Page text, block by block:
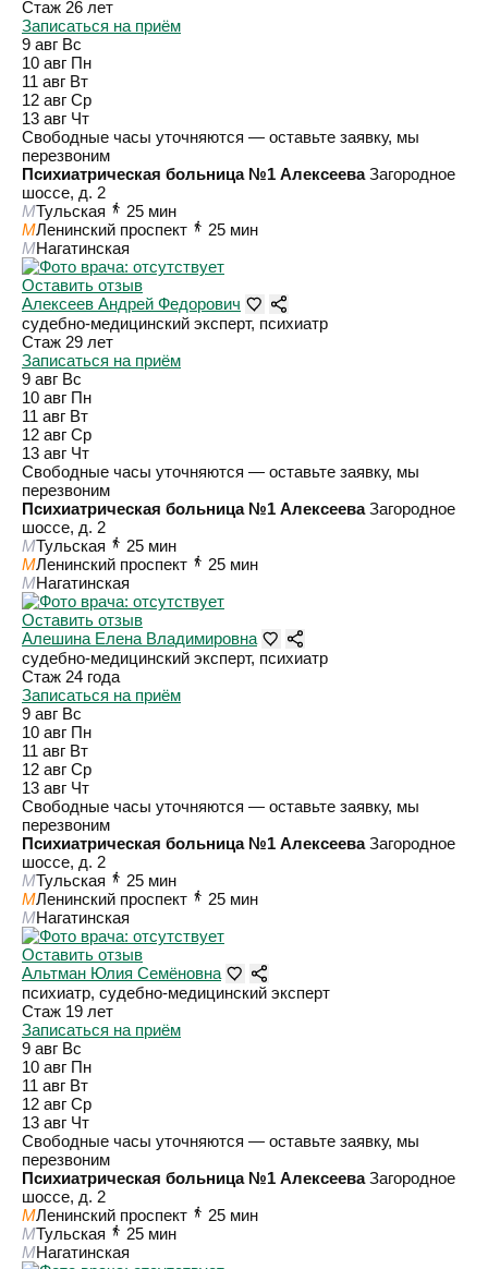
Стаж 26 лет
Записаться на приём
9 авг Вс
10 авг Пн
11 авг Вт
12 авг Ср
13 авг Чт
Свободные часы уточняются — оставьте заявку, мы
перезвоним
Психиатрическая больница №1 Алексеева Загородное
шоссе, д. 2
MТульская
25 мин
MЛенинский проспект
25 мин
MНагатинская
Оставить отзыв
Алексеев Андрей Федорович
судебно-медицинский эксперт, психиатр
Стаж 29 лет
Записаться на приём
9 авг Вс
10 авг Пн
11 авг Вт
12 авг Ср
13 авг Чт
Свободные часы уточняются — оставьте заявку, мы
перезвоним
Психиатрическая больница №1 Алексеева Загородное
шоссе, д. 2
MТульская
25 мин
MЛенинский проспект
25 мин
MНагатинская
Оставить отзыв
Алешина Елена Владимировна
судебно-медицинский эксперт, психиатр
Стаж 24 года
Записаться на приём
9 авг Вс
10 авг Пн
11 авг Вт
12 авг Ср
13 авг Чт
Свободные часы уточняются — оставьте заявку, мы
перезвоним
Психиатрическая больница №1 Алексеева Загородное
шоссе, д. 2
MТульская
25 мин
MЛенинский проспект
25 мин
MНагатинская
Оставить отзыв
Альтман Юлия Семёновна
психиатр, судебно-медицинский эксперт
Стаж 19 лет
Записаться на приём
9 авг Вс
10 авг Пн
11 авг Вт
12 авг Ср
13 авг Чт
Свободные часы уточняются — оставьте заявку, мы
перезвоним
Психиатрическая больница №1 Алексеева Загородное
шоссе, д. 2
MЛенинский проспект
25 мин
MТульская
25 мин
MНагатинская